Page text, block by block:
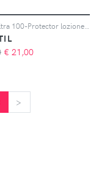
€ 21,00
>